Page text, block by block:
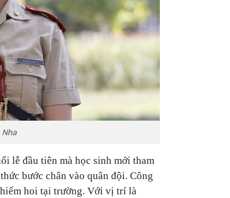
lễ đầu tiên mà học sinh mới tham
bước chân vào quân đội. Công
hoi tại trường. Với vị trí là